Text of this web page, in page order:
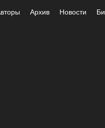
Архив Новости